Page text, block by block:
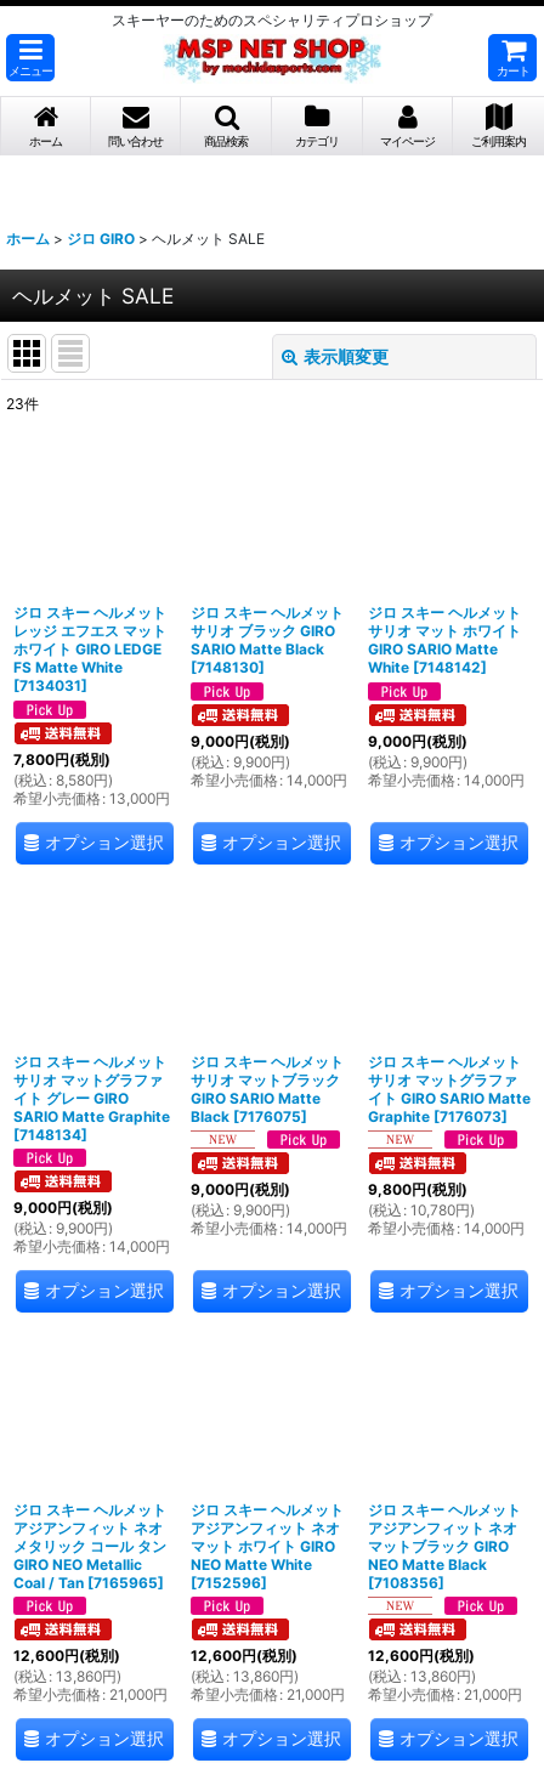
スキーヤーのためのスペシャリティプロショップ
メニュー カート
ホーム 問い合わせ 商品検索 カテゴリ マイページ ご利用案内
ホーム > ジロ GIRO > ヘルメット SALE
ヘルメット SALE
表示順変更
23件
ジロ スキー ヘルメット
レッジ エフエス マット
ホワイト GIRO LEDGE
FS Matte White
[7134031]
7,800円(税別)
(税込 : 8,580円)
希望小売価格: 13,000円
オプション選択
ジロ スキー ヘルメット
サリオ ブラック GIRO
SARIO Matte Black
[7148130]
9,000円(税別)
(税込 : 9,900円)
希望小売価格: 14,000円
オプション選択
ジロ スキー ヘルメット
サリオ マット ホワイト
GIRO SARIO Matte
White [7148142]
9,000円(税別)
(税込 : 9,900円)
希望小売価格: 14,000円
オプション選択
ジロ スキー ヘルメット
サリオ マットグラファ
イト グレー GIRO
SARIO Matte Graphite
[7148134]
9,000円(税別)
(税込 : 9,900円)
希望小売価格: 14,000円
オプション選択
ジロ スキー ヘルメット
サリオ マットブラック
GIRO SARIO Matte
Black [7176075]
9,000円(税別)
(税込 : 9,900円)
希望小売価格: 14,000円
オプション選択
ジロ スキー ヘルメット
サリオ マットグラファ
イト GIRO SARIO Matte
Graphite [7176073]
9,800円(税別)
(税込 : 10,780円)
希望小売価格: 14,000円
オプション選択
ジロ スキー ヘルメット
アジアンフィット ネオ
メタリック コール タン
GIRO NEO Metallic
Coal / Tan [7165965]
12,600円(税別)
(税込 : 13,860円)
希望小売価格: 21,000円
オプション選択
ジロ スキー ヘルメット
アジアンフィット ネオ
マット ホワイト GIRO
NEO Matte White
[7152596]
12,600円(税別)
(税込 : 13,860円)
希望小売価格: 21,000円
オプション選択
ジロ スキー ヘルメット
アジアンフィット ネオ
マットブラック GIRO
NEO Matte Black
[7108356]
12,600円(税別)
(税込 : 13,860円)
希望小売価格: 21,000円
オプション選択